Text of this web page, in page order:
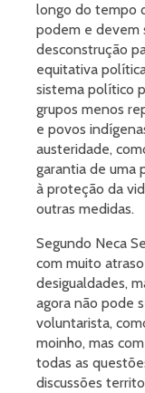
longo do tempo
podem e devem
desconstrução
equitativa
sistema político
grupos menos
e povos
austeridade,
garantia de uma
à proteção da
outras medidas.
Segundo Neca
com muito
desigualdades,
agora não pode
voluntarista,
moinho, mas
todas as
discussões